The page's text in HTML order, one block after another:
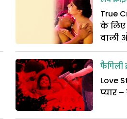
True
के लिए
वाली
फैमिली
Love
प्यार –